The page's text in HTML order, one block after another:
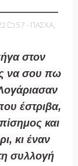
57 - ΠΑΣΧΑ,
στον
να σου πω
έστριβα,
και
κι έναν
συλλογή